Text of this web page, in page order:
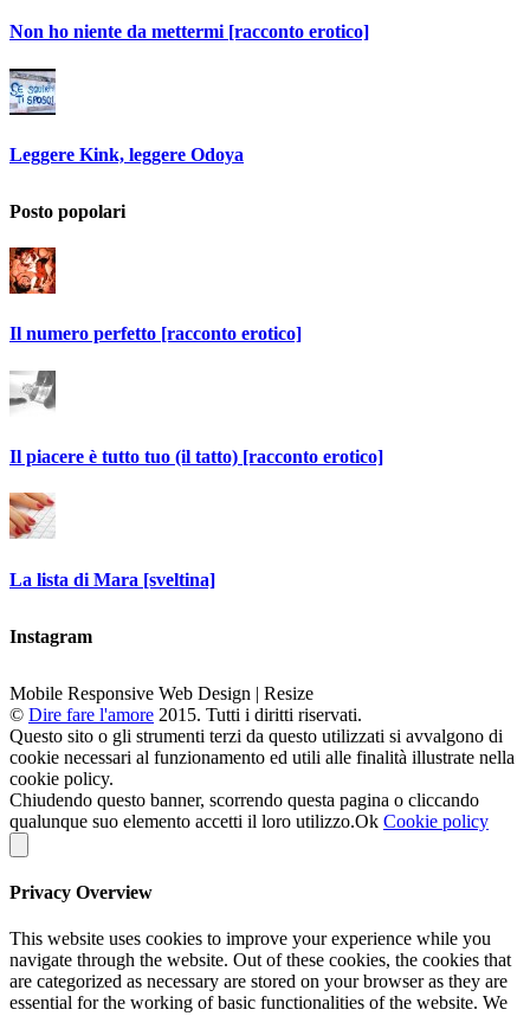
Non ho niente da mettermi [racconto erotico]
Leggere Kink, leggere Odoya
Posto popolari
Il numero perfetto [racconto erotico]
Il piacere è tutto tuo (il tatto) [racconto erotico]
La lista di Mara [sveltina]
Instagram
Mobile Responsive Web Design | Resize
© Dire fare l'amore 2015. Tutti i diritti riservati.
Questo sito o gli strumenti terzi da questo utilizzati si avvalgono di
cookie necessari al funzionamento ed utili alle finalità illustrate nella
cookie policy.
Chiudendo questo banner, scorrendo questa pagina o cliccando
qualunque suo elemento accetti il loro utilizzo.Ok Cookie policy
Privacy Overview
This website uses cookies to improve your experience while you
navigate through the website. Out of these cookies, the cookies that
are categorized as necessary are stored on your browser as they are
essential for the working of basic functionalities of the website. We